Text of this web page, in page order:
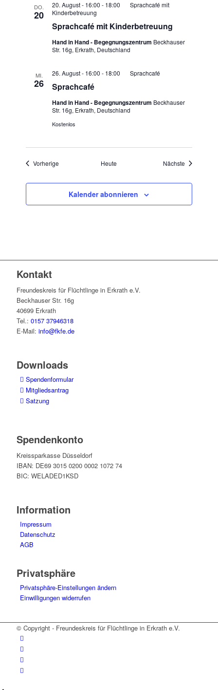
DO.
20
Sprachcafé mit Kinderbetreuung
20. August - 16:00 - 18:00
Sprachcafé mit
Kinderbetreuung
Hand in Hand - Begegnungszentrum Beckhauser
Str. 16g, Erkrath, Deutschland
MI.
26 Sprachcafé
26. August - 16:00 - 18:00 Sprachcafé
Hand in Hand - Begegnungszentrum Beckhauser
Str. 16g, Erkrath, Deutschland
Kostenlos
Vorherige VeranstaltungenHeute Nächste
Kalender abonnieren
Kontakt
Freundeskreis für Flüchtlinge in Erkrath e.V.
Beckhauser Str. 16g
40699 Erkrath
Tel.: 0157 37946318
E-Mail: info@fkfe.de
Downloads
Spendenformular
Mitgliedsantrag
Satzung
Spendenkonto
Kreissparkasse Düsseldorf
IBAN: DE69 3015 0200 0002 1072 74
BIC: WELADED1KSD
Information
Impressum
Datenschutz
AGB
Privatsphäre
Privatsphäre-Einstellungen ändern
Einwilligungen widerrufen
© Copyright - Freundeskreis für Flüchtlinge in Erkrath e.V.